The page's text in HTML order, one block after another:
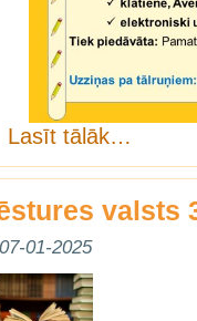
Lasīt tālāk…
valsts
07-01-2025